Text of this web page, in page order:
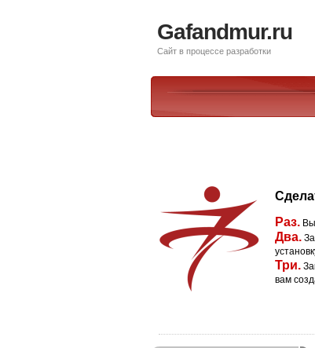
Gafandmur.ru
Сайт в процессе разработки
Раз.
Два.
Три.
вам